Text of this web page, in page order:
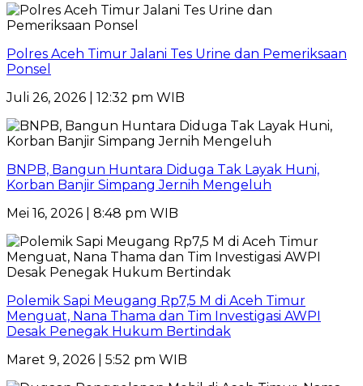
Polres Aceh Timur Jalani Tes Urine dan Pemeriksaan
Ponsel
Juli 26, 2026 | 12:32 pm WIB
BNPB, Bangun Huntara Diduga Tak Layak Huni,
Korban Banjir Simpang Jernih Mengeluh
Mei 16, 2026 | 8:48 pm WIB
Polemik Sapi Meugang Rp7,5 M di Aceh Timur
Menguat, Nana Thama dan Tim Investigasi AWPI
Desak Penegak Hukum Bertindak
Maret 9, 2026 | 5:52 pm WIB